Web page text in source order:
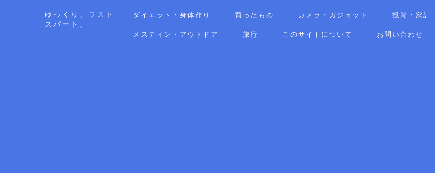
ゆっくり、ラスト
スパート。
ダイエット・身体作り 買ったもの カメラ・ガジェット 投資・家計
メスティン・アウトドア 旅行 このサイトについて お問い合わせ